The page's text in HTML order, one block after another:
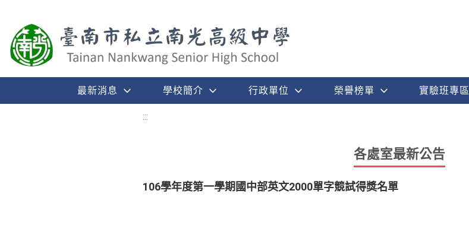
最新消息 學校簡介 行政單位 榮譽榜單 實驗班專區
:::
各處室最新公告
106學年度第一學期國中部英文2000單字競試得獎名單